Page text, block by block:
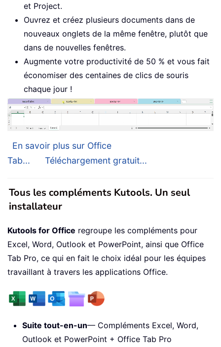
et Project.
Ouvrez et créez plusieurs documents dans de
nouveaux onglets de la même fenêtre, plutôt que
dans de nouvelles fenêtres.
Augmente votre productivité de 50 % et vous fait
économiser des centaines de clics de souris
chaque jour !
En savoir plus sur Office
Tab...
Téléchargement gratuit...
Tous les compléments Kutools. Un seul
installateur
Kutools for Office regroupe les compléments pour
Excel, Word, Outlook et PowerPoint, ainsi que Office
Tab Pro, ce qui en fait le choix idéal pour les équipes
travaillant à travers les applications Office.
Suite tout-en-un— Compléments Excel, Word,
Outlook et PowerPoint + Office Tab Pro